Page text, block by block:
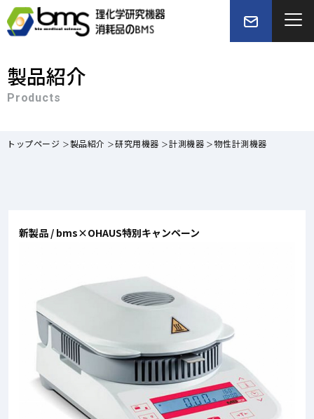
製品紹介
Products
トップページ 製品紹介 研究用機器 計測機器 物性計測機器
新製品 / bms×OHAUS特別キャンペーン